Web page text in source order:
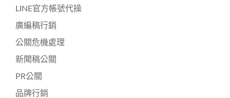
LINE官方帳號代操
廣編稿行銷
公關危機處理
新聞稿公關
PR公關
品牌行銷